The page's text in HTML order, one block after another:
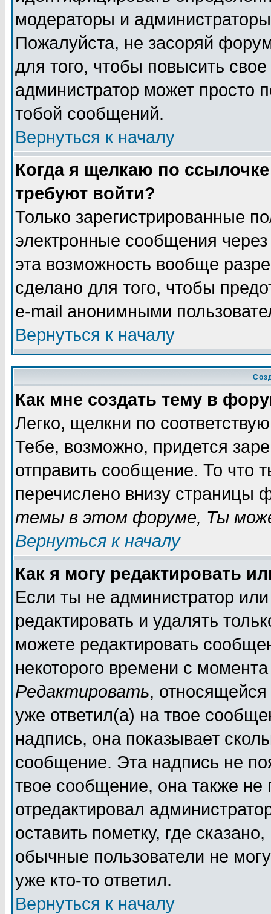
модераторы и
Пожалуйста, не засоряй
для того, чтобы повысить
администратор может просто
тобой сообщений.
Вернуться к началу
Когда я щелкаю по
требуют войти?
Только зарегистрированные
электронные сообщения
эта возможность вообще
сделано для того, чтобы
e-mail анонимными
Вернуться к началу
Как мне создать тему в
Легко, щелкни по
Тебе, возможно, придется
отправить сообщение. То
перечислено внизу страницы
темы в этом форуме, Ты
Вернуться к началу
Как я могу редактировать
Если ты не администратор
редактировать и удалять
можете редактировать
некоторого времени с
Редактировать,
уже ответил(а) на твое
надпись, она показывает
сообщение. Эта надпись не
твое сообщение, она также
отредактировал
оставить пометку, где
обычные пользователи не
уже кто-то ответил.
Вернуться к началу